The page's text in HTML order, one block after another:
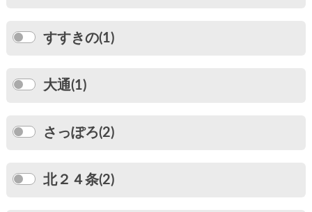
すすきの(1)
大通(1)
さっぽろ(2)
北２４条(2)